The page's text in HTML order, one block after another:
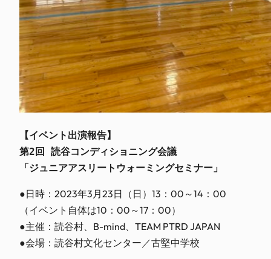
【イベント出演報告】
第2回 読谷コンディショニング会議
「ジュニアアスリートウォーミングセミナー」
●日時：2023年3月23日（日）13：00～14：00
（イベント自体は10：00～17：00）
●主催：読谷村、B-mind、TEAM PTRD JAPAN
●会場：読谷村文化センター／古堅中学校